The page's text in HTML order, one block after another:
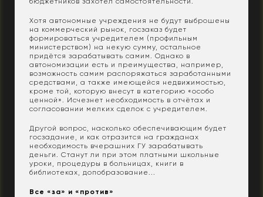
Хотя автономные учреждения не будут выброшены
на коммерческий рынок, госзаказ будет
формироваться учредителем (профильным
министерством) на некую сумму, остальное
придётся зарабатывать самим. Однако в
автономизации есть и преимущества, например,
возможность самим распоряжаться заработанными
средствами, а также имеющейся недвижимостью,
кроме той, которую внесут в категорию «особо
ценной». Исчезнет необходимость в отчётах и
согласовании мелких сделок с учредителем.
Другой вопрос, насколько обеспечивающим будет
госзадание, и как отразится на гражданах
необходимость вчерашних ГУ зарабатывать
деньги. Станут ли при этом платными школьные
уроки, процедуры в больницах, книги в
библиотеках, допобразование...
Все «за» и «против»